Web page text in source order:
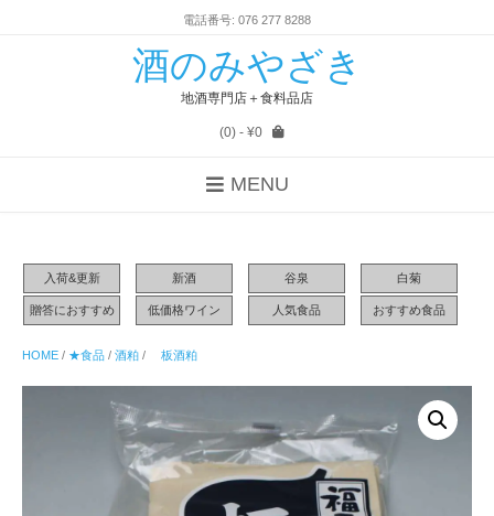
電話番号: 076 277 8288
酒のみやざき
地酒専門店＋食料品店
(0)- ¥0
MENU
入荷&更新 新酒 谷泉 白菊
贈答におすすめ 低価格ワイン 人気食品 おすすめ食品
HOME / ★食品 / 酒粕 / 板酒粕